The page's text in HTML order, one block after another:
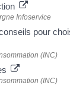
Infoservice
pour
(INC)
(INC)